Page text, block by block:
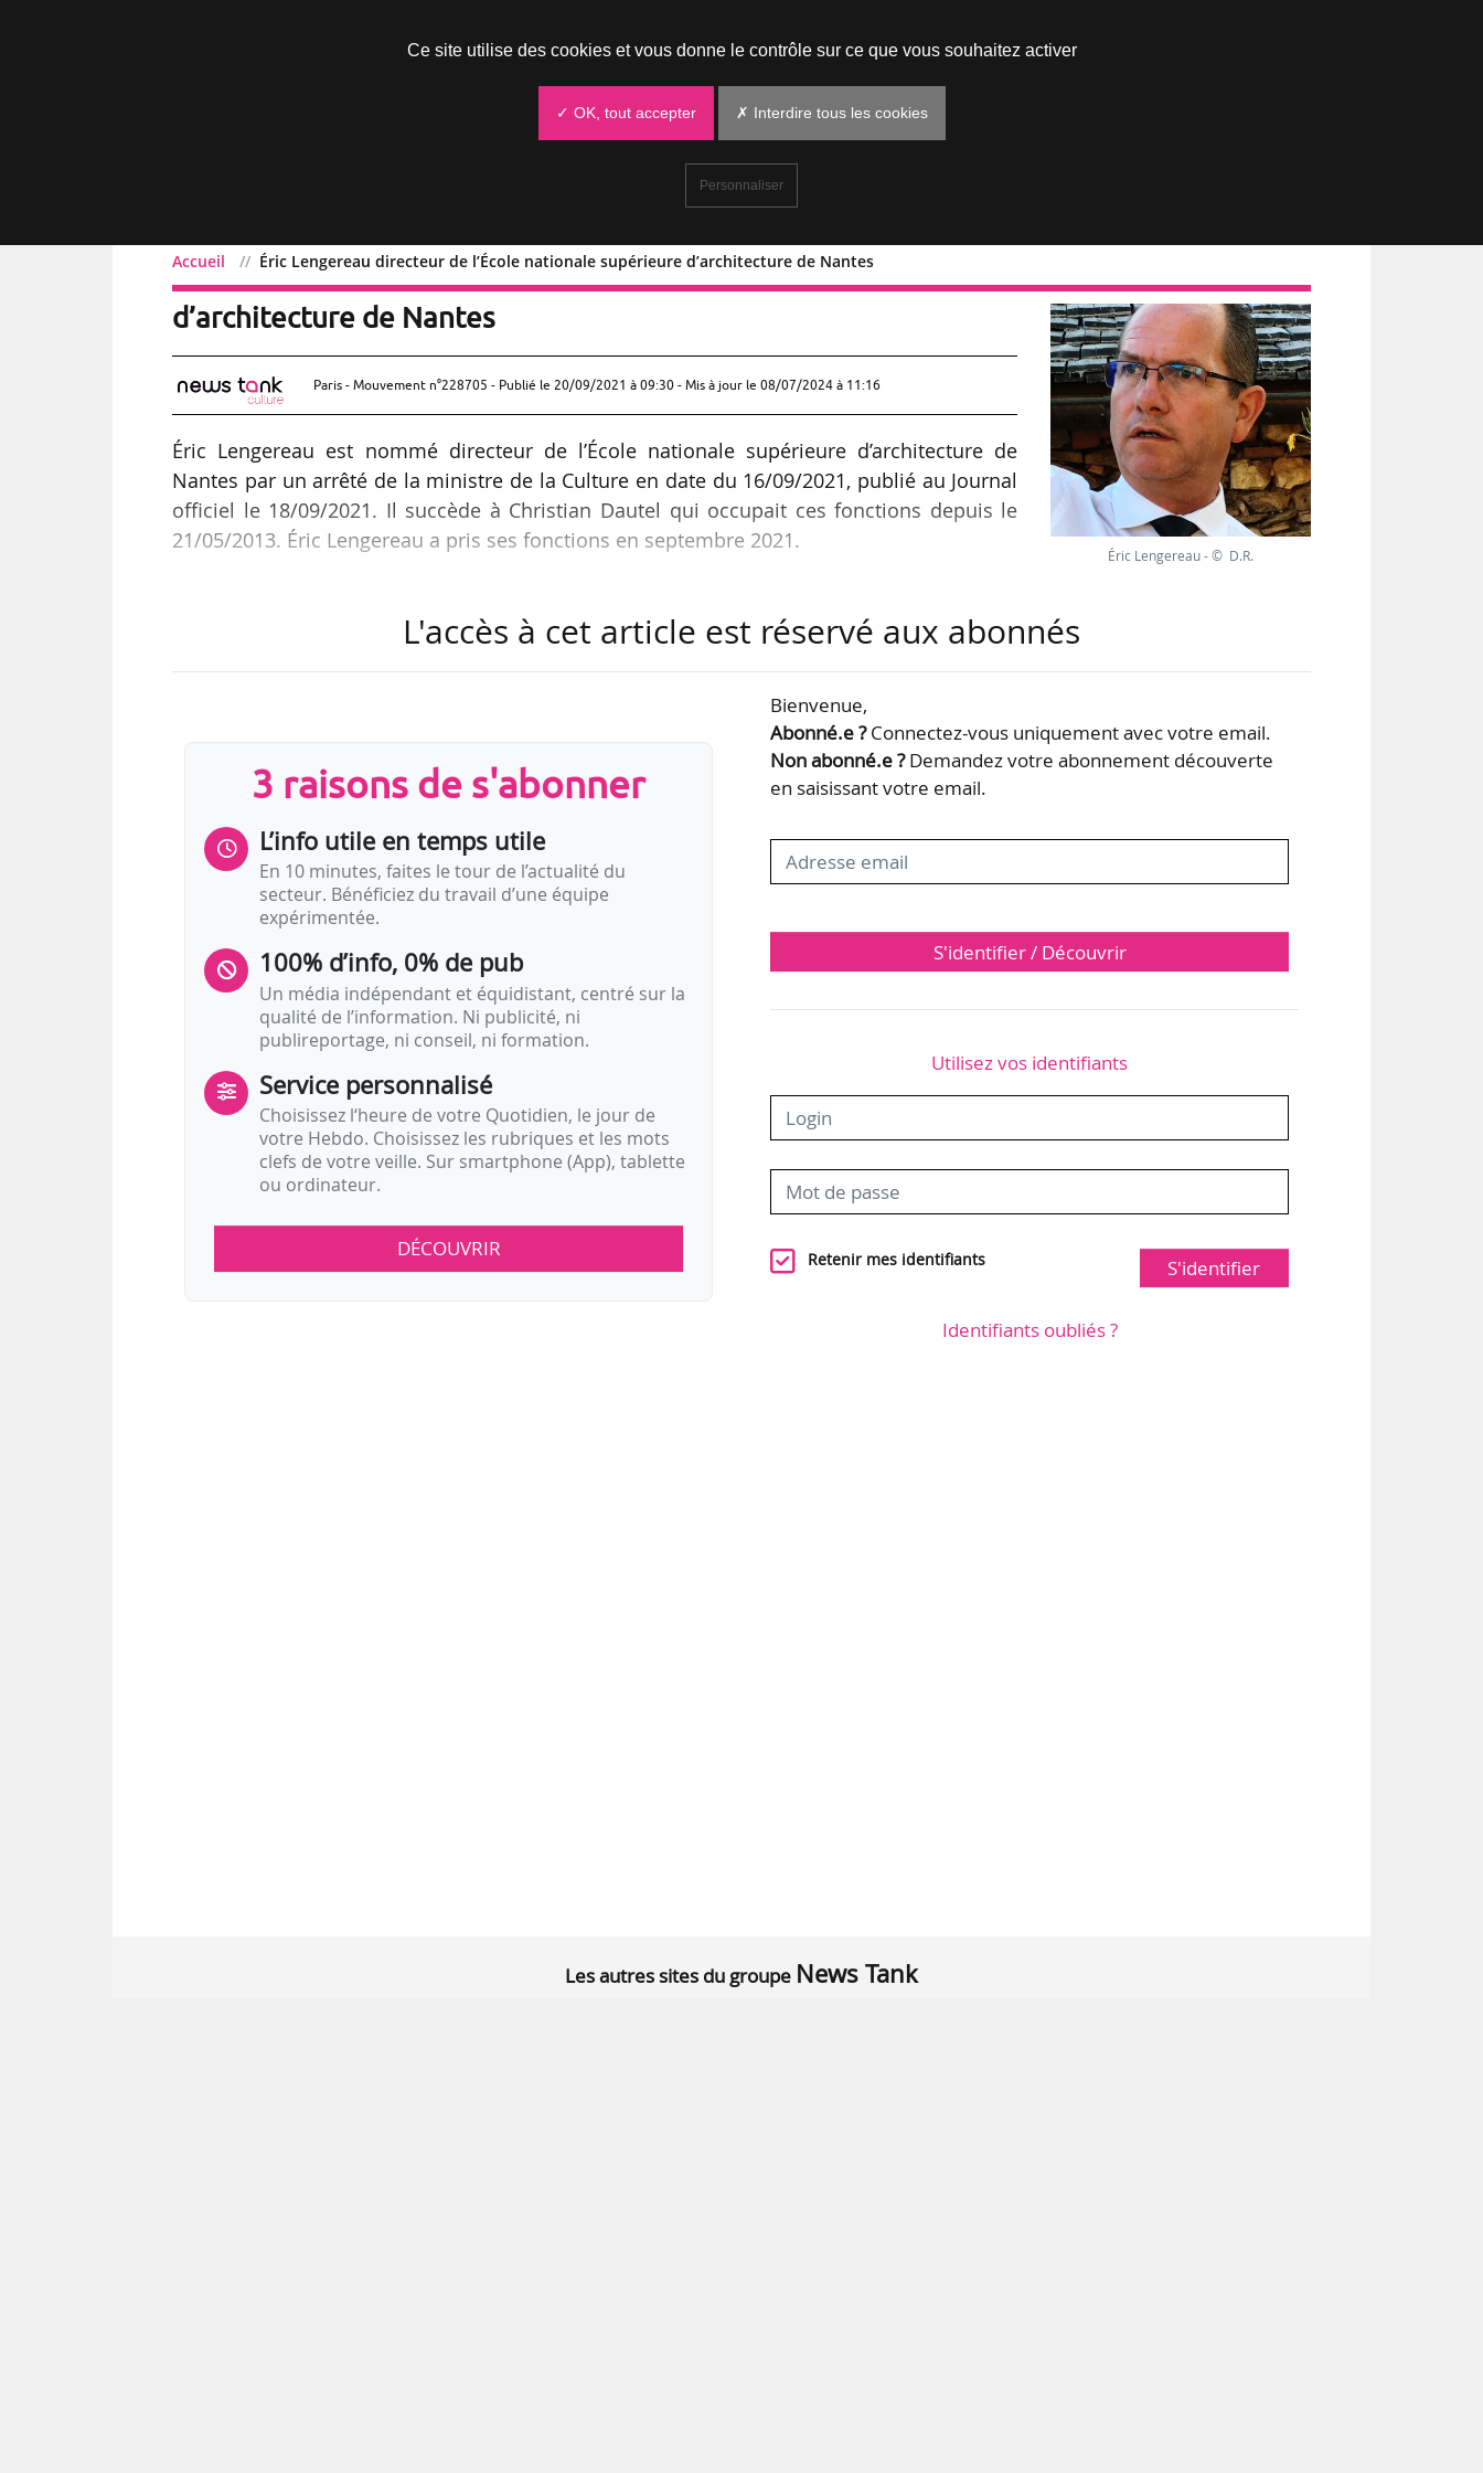
Accueil Éric Lengereau directeur de l’École nationale supérieure d’architecture de Nantes
Éric Lengereau directeur de l’École nationale supérieure
d’architecture de Nantes
Paris - Mouvement n°228705 - Publié le 20/09/2021 à 09:30- Mis à jour le 08/07/2024 à 11:16
Éric Lengereau est nommé directeur de l’École nationale supérieure d’architecture de
Nantes par un arrêté de la ministre de la Culture en date du 16/09/2021, publié au Journal
officiel le 18/09/2021. Il succède à Christian Dautel qui occupait ces fonctions depuis le
21/05/2013. Éric Lengereau a pris ses fonctions en septembre 2021.
également enseignant au Centre des hautes études de Chaillot et à l’École nationale des
le Vocabulaire de l’architecture contemporaine à la Délégation générale à la Langue
Éric Lengereau - © D.R.
L'accès à cet article est réservé aux abonnés
3 raisons de s'abonner
L’info utile en temps utile
En 10 minutes, faites le tour de l’actualité du
secteur. Bénéficiez du travail d’une équipe
expérimentée.
100% d’info, 0% de pub
Un média indépendant et équidistant, centré sur la
qualité de l’information. Ni publicité, ni
publireportage, ni conseil, ni formation.
Service personnalisé
Choisissez l‘heure de votre Quotidien, le jour de
votre Hebdo. Choisissez les rubriques et les mots
clefs de votre veille. Sur smartphone (App), tablette
ou ordinateur.
DÉCOUVRIR
Bienvenue,
Abonné.e ?Connectez-vous uniquement avec votre email.
Non abonné.e ?Demandez votre abonnement découverte
en saisissant votre email.
S'identifier / Découvrir
Utilisez vos identifiants
Retenir mes identifiants S'identifier
Identifiants oubliés ?
Les autres sites du groupe News Tank
Ce site utilise des cookies et vous donne le contrôle sur ce que vous souhaitez activer
✓ OK, tout accepter ✗ Interdire tous les cookies
Personnaliser